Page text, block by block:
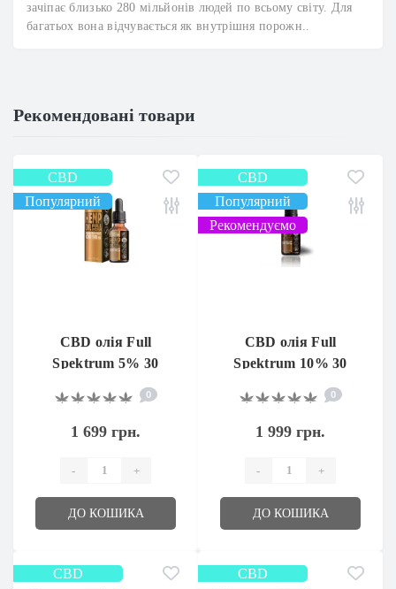
зачіпає близько 280 мільйонів людей по всьому світу. Для
багатьох вона відчувається як внутрішня порожн..
Рекомендовані товари
CBD
Популярний
CBD олія Full
Spektrum 5% 30
0
1 699 грн.
- +
ДО КОШИКА
CBD
Популярний
Рекомендуємо
CBD олія Full
Spektrum 10% 30
0
1 999 грн.
- +
ДО КОШИКА
CBD
CBD